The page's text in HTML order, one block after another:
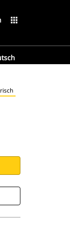
apps